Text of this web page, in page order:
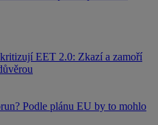
EET 2.0: Zkazí a zamoří
Podle plánu EU by to mohlo